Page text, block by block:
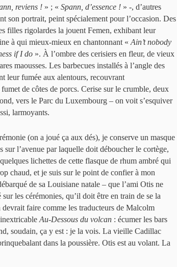
reviens ! » ; « Spann, d’essence ! » -, d’autres
son portrait, peint spécialement pour l’occasion. Des
filles rigolardes la jouent Femen, exhibant leur
à qui mieux-mieux en chantonnant « Ain’t nobody
if I do ». À l’ombre des cerisiers en fleur, de vieux
maousses. Les barbecues installés à l’angle des
leur fumée aux alentours, recouvrant
de côtes de porcs. Cerise sur le crumble, deux
vers le Parc du Luxembourg – on voit s’esquiver
larmoyants.
(on a joué ça aux dés), je conserve un masque
sur l’avenue par laquelle doit déboucher le cortège,
lichettes de cette flasque de rhum ambré qui
chaud, et je suis sur le point de confier à mon
de sa Louisiane natale – que l’ami Otis ne
les cérémonies, qu’il doit être en train de se la
faire comme les traducteurs de Malcolm
Au-Dessous du volcan : écumer les bars
soudain, ça y est : je la vois. La vieille Cadillac
dans la poussière. Otis est au volant. La